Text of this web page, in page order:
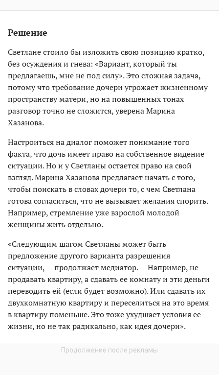
Решение
Светлане стоило бы изложить свою позицию кратко,
без осуждения и гнева: «Вариант, который ты
предлагаешь, мне не под силу». Это сложная задача,
потому что требование дочери угрожает жизненному
пространству матери, но на повышенных тонах
разговор точно не сложится, уверена Марина
Хазанова.
Настроиться на диалог поможет понимание того
факта, что дочь имеет право на собственное видение
ситуации. Но и у Светланы остается право на свой
взгляд. Марина Хазанова предлагает начать с того,
чтобы поискать в словах дочери то, с чем Светлана
готова согласиться, что не вызывает желания спорить.
Например, стремление уже взрослой молодой
женщины жить отдельно.
«Следующим шагом Светланы может быть
предложение другого варианта разрешения
ситуации, — продолжает медиатор. — Например, не
продавать квартиру, а сдавать ее комнату и эти деньги
переводить ей (если будет возможно). Или сдавать их
двухкомнатную квартиру и переселиться на это время
в квартиру поменьше. Это тоже ухудшает условия ее
жизни, но не так радикально, как идея дочери».